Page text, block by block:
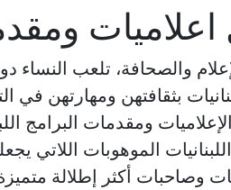
والصحافة، تلعب النساء
بثقافتهن ومهارتهن
ومقدمات البرامج
اللبنانيات الموهوبات
وصاحبات أكثر إطلالة